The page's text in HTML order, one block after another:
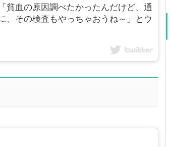
貧血の原因調べたかったんだけど、通
、その検査もやっちゃおうね～」とウ